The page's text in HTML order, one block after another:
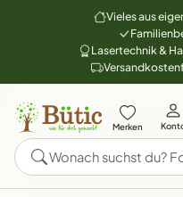
Vieles aus
Lasertechnik &
Merken